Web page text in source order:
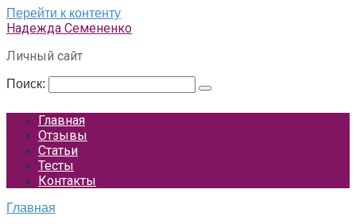
Перейти к контенту
Надежда Семененко
Личный сайт
Поиск:
Главная
Отзывы
Статьи
Тесты
Контакты
Главная